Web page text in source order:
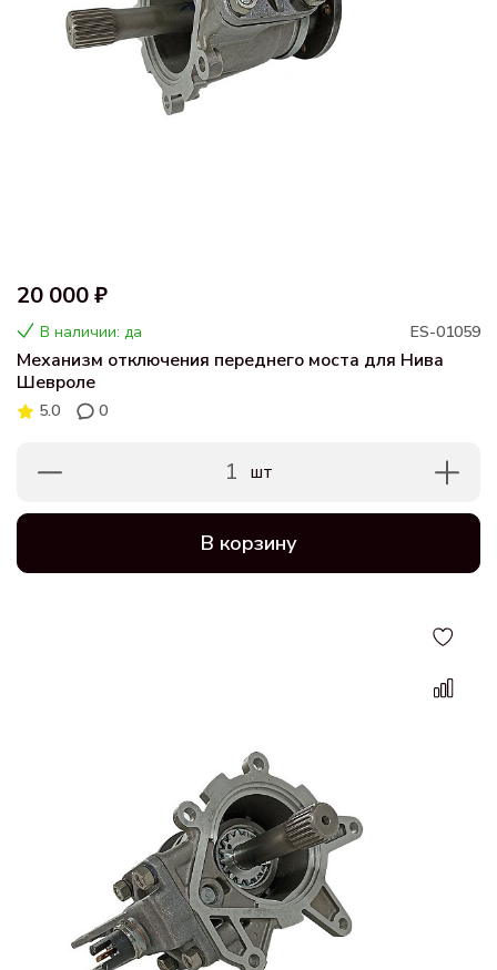
20 000 ₽
В наличии: да ES-01059
Механизм отключения переднего моста для Нива
Шевроле
5.0 0
1 шт
В корзину